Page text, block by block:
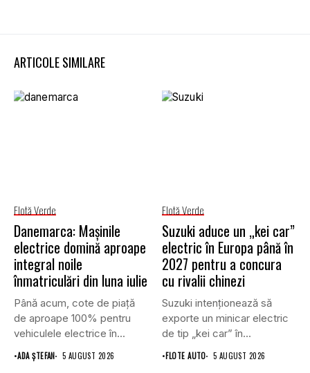
ARTICOLE SIMILARE
Flotă Verde
Danemarca: Mașinile
electrice domină aproape
integral noile
înmatriculări din luna iulie
Până acum, cote de piață
de aproape 100% pentru
vehiculele electrice în...
•ADA ȘTEFAN 5 AUGUST 2026
Flotă Verde
Suzuki aduce un „kei car”
electric în Europa până în
2027 pentru a concura
cu rivalii chinezi
Suzuki intenționează să
exporte un minicar electric
de tip „kei car” în...
•FLOTE AUTO 5 AUGUST 2026